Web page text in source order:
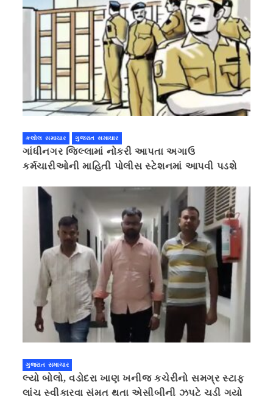
કલોલ સમાચાર ગુજરાત સમાચાર
ગાંધીનગર જિલ્લામાં નોકરી આપતા અગાઉ
કર્મચારીઓની માહિતી પોલીસ સ્ટેશનમાં આપવી પડશે
ગુજરાત સમાચાર
લ્યો બોલો, વડોદરા ખાણ ખનીજ કચેરીનો સમગ્ર સ્ટાફ
લાંચ સ્વીકારવા સંમત થતા એસીબીની ઝપટે ચડી ગયો